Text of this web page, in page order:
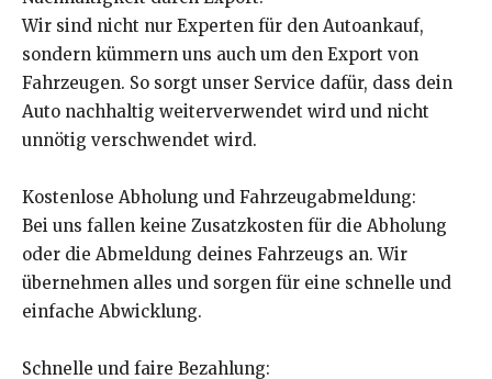
Wir sind nicht nur Experten für den Autoankauf,
sondern kümmern uns auch um den Export von
Fahrzeugen. So sorgt unser Service dafür, dass dein
Auto nachhaltig weiterverwendet wird und nicht
unnötig verschwendet wird.
Kostenlose Abholung und Fahrzeugabmeldung:
Bei uns fallen keine Zusatzkosten für die Abholung
oder die Abmeldung deines Fahrzeugs an. Wir
übernehmen alles und sorgen für eine schnelle und
einfache Abwicklung.
Schnelle und faire Bezahlung: